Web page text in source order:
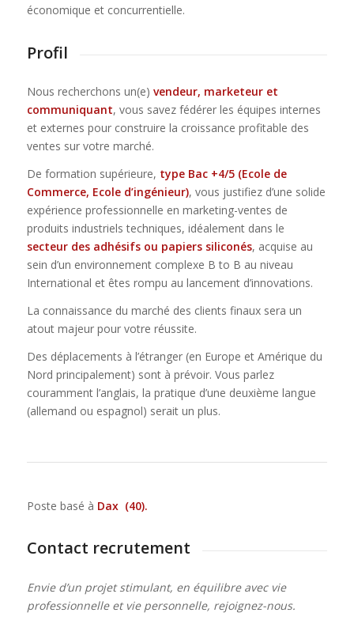
économique et concurrentielle.
Profil
Nous recherchons un(e) vendeur, marketeur et
communiquant, vous savez fédérer les équipes internes
et externes pour construire la croissance profitable des
ventes sur votre marché.
De formation supérieure, type Bac +4/5 (Ecole de
Commerce, Ecole d’ingénieur), vous justifiez d’une solide
expérience professionnelle en marketing-ventes de
produits industriels techniques, idéalement dans le
secteur des adhésifs ou papiers siliconés, acquise au
sein d’un environnement complexe B to B au niveau
International et êtes rompu au lancement d’innovations.
La connaissance du marché des clients finaux sera un
atout majeur pour votre réussite.
Des déplacements à l’étranger (en Europe et Amérique du
Nord principalement) sont à prévoir. Vous parlez
couramment l’anglais, la pratique d’une deuxième langue
(allemand ou espagnol) serait un plus.
Poste basé à Dax (40).
Contact recrutement
Envie d’un projet stimulant, en équilibre avec vie
professionnelle et vie personnelle, rejoignez-nous.